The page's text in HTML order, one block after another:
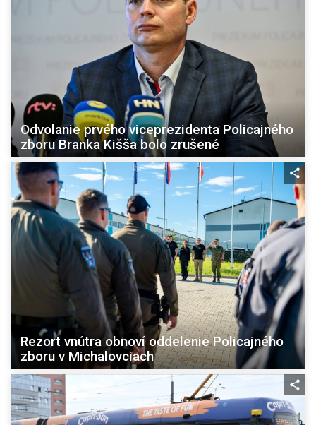
Odvolanie prvého viceprezidenta Policajného
zboru Branka Kišša bolo zrušené
Rezort vnútra obnoví oddelenie Policajného
zboru v Michalovciach